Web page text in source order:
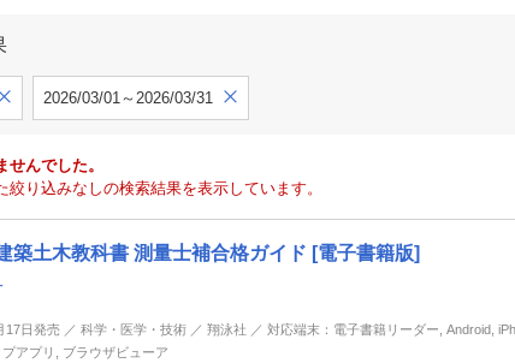
2026/03/01～2026/03/31
せんでした。
り込みなしの検索結果を表示しています。
築土木教科書 測量士補合格ガイド [電子書籍版]
17日発売 ／ 科学・医学・技術 ／ 翔泳社 ／ 対応端末：電子書籍リーダー, Android,
アプリ, ブラウザビューア